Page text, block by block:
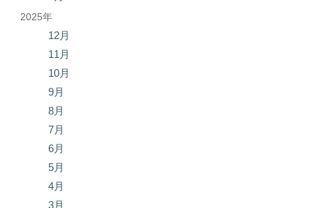
2025年
12月
11月
10月
9月
8月
7月
6月
5月
4月
3月